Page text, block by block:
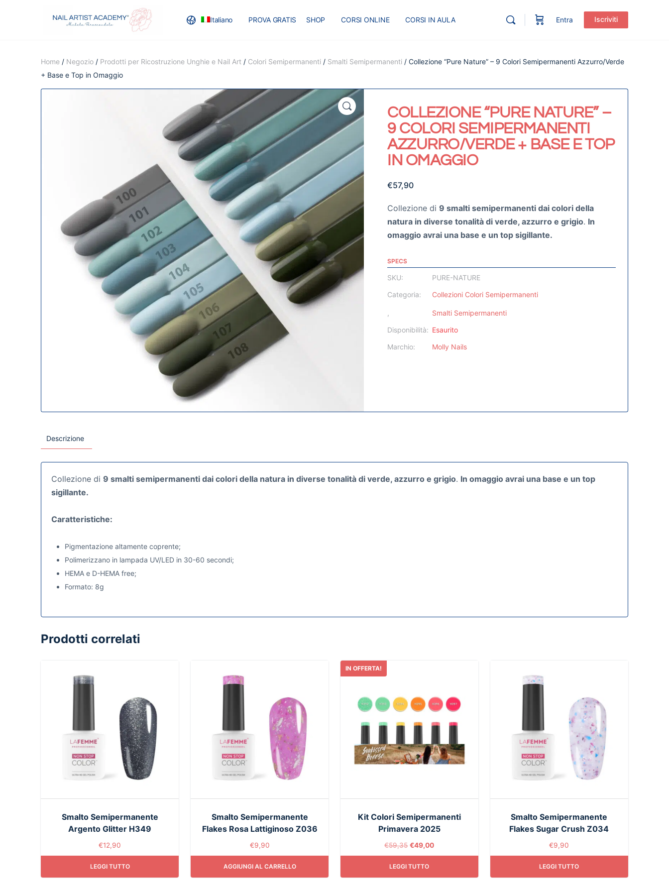
Italiano PROVA GRATIS SHOP CORSI ONLINE CORSI IN AULA
RECENSIONI MASTER BLOG
Entra Iscriviti
Home / Negozio / Prodotti per Ricostruzione Unghie e Nail Art / Colori Semipermanenti / Smalti Semipermanenti / Collezione “Pure Nature” – 9 Colori Semipermanenti Azzurro/Verde
+ Base e Top in Omaggio
🔍
COLLEZIONE “PURE NATURE” –
9 COLORI SEMIPERMANENTI
AZZURRO/VERDE + BASE E TOP
IN OMAGGIO
€57,90
Collezione di9 smalti semipermanenti daicolori della
natura in diverse tonalità di verde, azzurro e grigio. In
omaggio avrai una base e un top sigillante.
SPECS
SKU:
PURE-NATURE
Categoria:
Collezioni Colori Semipermanenti
,
Smalti Semipermanenti
Disponibilità: Esaurito
Marchio:
Molly Nails
Descrizione
Collezione di 9 smalti semipermanenti dai colori della natura in diverse tonalità di verde, azzurro e grigio. In omaggio avrai una base e un top
sigillante.
Caratteristiche:
Pigmentazione altamente coprente;
Polimerizzano in lampada UV/LED in 30-60 secondi;
HEMA e D-HEMA free;
Formato: 8g
Prodotti correlati
Smalto Semipermanente
Argento Glitter H349
€12,90
LEGGI TUTTO
Smalto Semipermanente
Flakes Rosa Lattiginoso Z036
€9,90
AGGIUNGI AL CARRELLO
IN OFFERTA!
Kit Colori Semipermanenti
Primavera 2025
€59,35 €49,00
LEGGI TUTTO
Smalto Semipermanente
Flakes Sugar Crush Z034
€9,90
LEGGI TUTTO